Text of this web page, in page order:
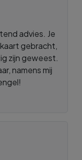
advies. Je
gebracht,
zijn geweest.
namens mij